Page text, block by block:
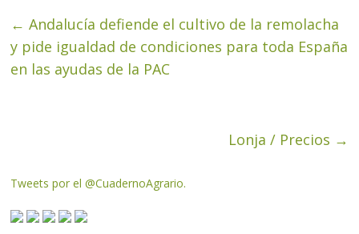
← Andalucía defiende el cultivo de la remolacha
y pide igualdad de condiciones para toda España
en las ayudas de la PAC
Lonja / Precios →
Tweets por el @CuadernoAgrario.